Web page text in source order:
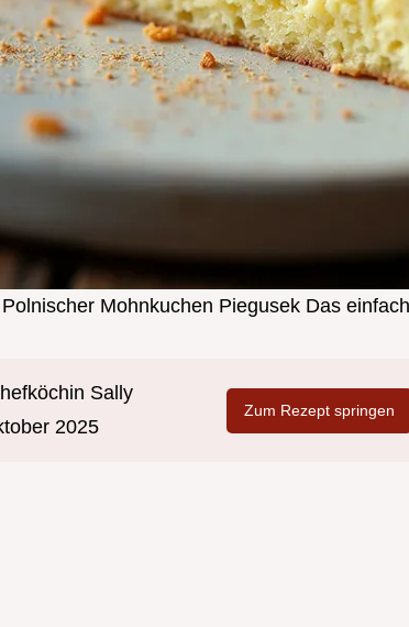
Polnischer Mohnkuchen Piegusek Das
Sally
2025
Zum Rezept springen